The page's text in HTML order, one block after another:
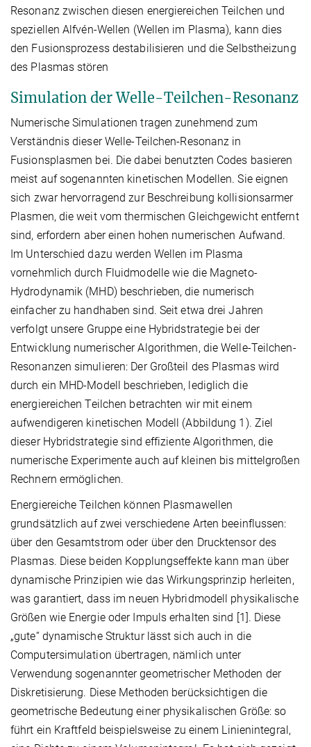
Resonanz zwischen diesen energiereichen Teilchen und
speziellen Alfvén-Wellen (Wellen im Plasma), kann dies
den Fusionsprozess destabilisieren und die Selbstheizung
des Plasmas stören
Simulation der Welle-Teilchen-Resonanz
Numerische Simulationen tragen zunehmend zum
Verständnis dieser Welle-Teilchen-Resonanz in
Fusionsplasmen bei. Die dabei benutzten Codes basieren
meist auf sogenannten kinetischen Modellen. Sie eignen
sich zwar hervorragend zur Beschreibung kollisionsarmer
Plasmen, die weit vom thermischen Gleichgewicht entfernt
sind, erfordern aber einen hohen numerischen Aufwand.
Im Unterschied dazu werden Wellen im Plasma
vornehmlich durch Fluidmodelle wie die Magneto-
Hydrodynamik (MHD) beschrieben, die numerisch
einfacher zu handhaben sind. Seit etwa drei Jahren
verfolgt unsere Gruppe eine Hybridstrategie bei der
Entwicklung numerischer Algorithmen, die Welle-Teilchen-
Resonanzen simulieren: Der Großteil des Plasmas wird
durch ein MHD-Modell beschrieben, lediglich die
energiereichen Teilchen betrachten wir mit einem
aufwendigeren kinetischen Modell (Abbildung 1). Ziel
dieser Hybridstrategie sind effiziente Algorithmen, die
numerische Experimente auch auf kleinen bis mittelgroßen
Rechnern ermöglichen.
Energiereiche Teilchen können Plasmawellen
grundsätzlich auf zwei verschiedene Arten beeinflussen:
über den Gesamtstrom oder über den Drucktensor des
Plasmas. Diese beiden Kopplungseffekte kann man über
dynamische Prinzipien wie das Wirkungsprinzip herleiten,
was garantiert, dass im neuen Hybridmodell physikalische
Größen wie Energie oder Impuls erhalten sind [1]. Diese
„gute“ dynamische Struktur lässt sich auch in die
Computersimulation übertragen, nämlich unter
Verwendung sogenannter geometrischer Methoden der
Diskretisierung. Diese Methoden berücksichtigen die
geometrische Bedeutung einer physikalischen Größe: so
führt ein Kraftfeld beispielsweise zu einem Linienintegral,